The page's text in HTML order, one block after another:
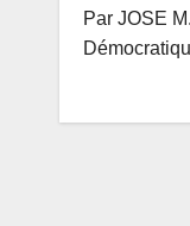
Par JOSE